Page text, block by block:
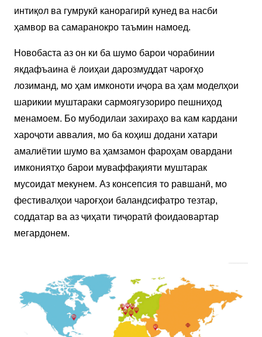
интиқол ва гумрукӣ канорагирӣ кунед ва насби
ҳамвор ва самаранокро таъмин намоед.
Новобаста аз он ки ба шумо барои чорабинии
якдафъаина ё лоиҳаи дарозмуддат чароғҳо
лозиманд, мо ҳам имконоти иҷора ва ҳам моделҳои
шарикии муштараки сармоягузориро пешниҳод
менамоем. Бо мубодилаи захираҳо ва кам кардани
хароҷоти аввалия, мо ба коҳиш додани хатари
амалиётии шумо ва ҳамзамон фароҳам овардани
имкониятҳо барои муваффақияти муштарак
мусоидат мекунем. Аз консепсия то равшанӣ, мо
фестивалҳои чароғҳои баландсифатро тезтар,
соддатар ва аз ҷиҳати тиҷоратӣ фоидаовартар
мегардонем.